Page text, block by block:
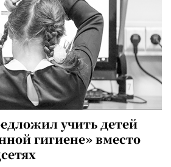
учить детей
гигиене» вместо